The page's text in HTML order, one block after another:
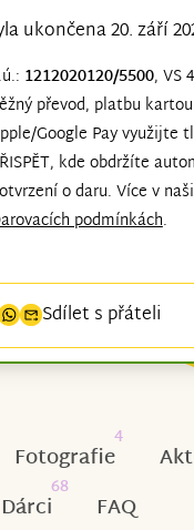
ukončena 20. září
1212020120/5500, VS
převod, platbu
Google Pay využijte
kde obdržíte
o daru. Více v
podmínkách.
Sdílet s přáteli
Fotografie
4
Dárci
68
FAQ